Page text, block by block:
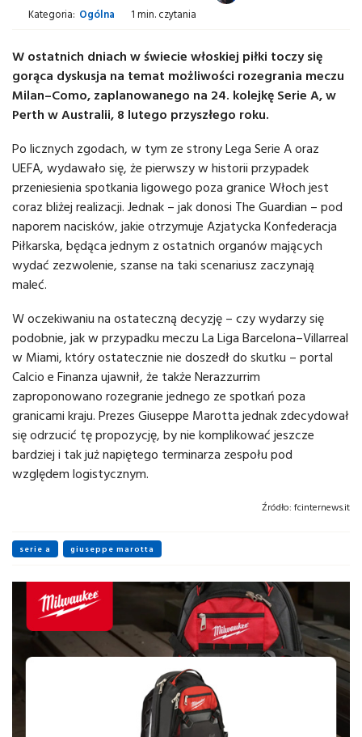
Kategoria: Ogólna 1 min. czytania
W ostatnich dniach w świecie włoskiej piłki toczy się
gorąca dyskusja na temat możliwości rozegrania meczu
Milan–Como, zaplanowanego na 24. kolejkę Serie A, w
Perth w Australii, 8 lutego przyszłego roku.
Po licznych zgodach, w tym ze strony Lega Serie A oraz
UEFA, wydawało się, że pierwszy w historii przypadek
przeniesienia spotkania ligowego poza granice Włoch jest
coraz bliżej realizacji. Jednak – jak donosi The Guardian – pod
naporem nacisków, jakie otrzymuje Azjatycka Konfederacja
Piłkarska, będąca jednym z ostatnich organów mających
wydać zezwolenie, szanse na taki scenariusz zaczynają
maleć.
W oczekiwaniu na ostateczną decyzję – czy wydarzy się
podobnie, jak w przypadku meczu La Liga Barcelona–Villarreal
w Miami, który ostatecznie nie doszedł do skutku – portal
Calcio e Finanza ujawnił, że także Nerazzurrim
zaproponowano rozegranie jednego ze spotkań poza
granicami kraju. Prezes Giuseppe Marotta jednak zdecydował
się odrzucić tę propozycję, by nie komplikować jeszcze
bardziej i tak już napiętego terminarza zespołu pod
względem logistycznym.
Źródło: fcinternews.it
serie a giuseppe marotta